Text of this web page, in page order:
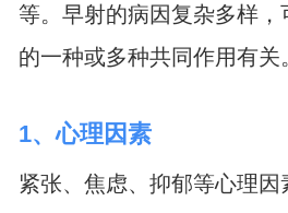
等。早射的病因复杂多样，
的一种或多种共同作用有关
1、心理因素
紧张、焦虑、抑郁等心理因